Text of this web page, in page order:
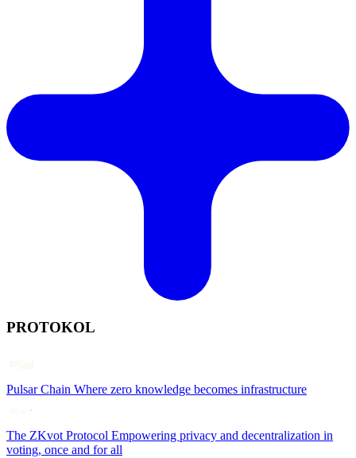
PROTOKOL
Pulsar Chain Where zero knowledge becomes infrastructure
The ZKvot Protocol Empowering privacy and decentralization in
voting, once and for all